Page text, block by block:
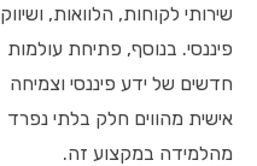
שירותי לקוחות, הלוואות, ושיווק
פיננסי. בנוסף, פתיחת עולמות
חדשים של ידע פיננסי וצמיחה
אישית מהווים חלק בלתי נפרד
מהלמידה במקצוע זה.